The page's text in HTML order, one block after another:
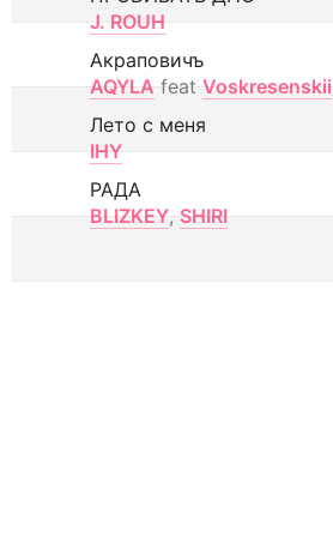
J. ROUH
Акраповичъ
AQYLA feat Voskresenskii
Лето с меня
IHY
РАДА
BLIZKEY, SHIRI